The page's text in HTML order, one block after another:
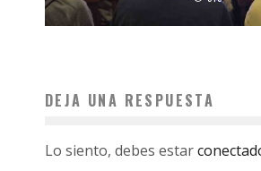
DEJA UNA RESPUESTA
Lo siento, debes estar